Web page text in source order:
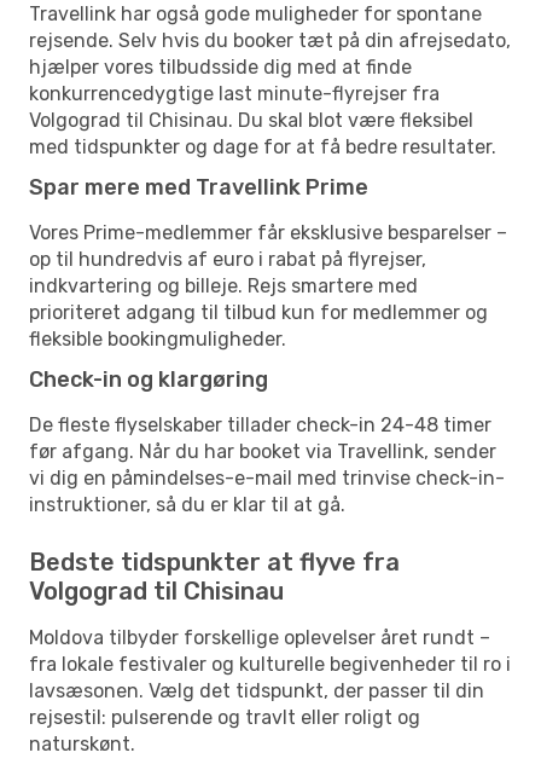
Travellink har også gode muligheder for spontane
rejsende. Selv hvis du booker tæt på din afrejsedato,
hjælper vores tilbudsside dig med at finde
konkurrencedygtige last minute-flyrejser fra
Volgograd til Chisinau. Du skal blot være fleksibel
med tidspunkter og dage for at få bedre resultater.
Spar mere med Travellink Prime
Vores Prime-medlemmer får eksklusive besparelser –
op til hundredvis af euro i rabat på flyrejser,
indkvartering og billeje. Rejs smartere med
prioriteret adgang til tilbud kun for medlemmer og
fleksible bookingmuligheder.
Check-in og klargøring
De fleste flyselskaber tillader check-in 24-48 timer
før afgang. Når du har booket via Travellink, sender
vi dig en påmindelses-e-mail med trinvise check-in-
instruktioner, så du er klar til at gå.
Bedste tidspunkter at flyve fra
Volgograd til Chisinau
Moldova tilbyder forskellige oplevelser året rundt –
fra lokale festivaler og kulturelle begivenheder til ro i
lavsæsonen. Vælg det tidspunkt, der passer til din
rejsestil: pulserende og travlt eller roligt og
naturskønt.